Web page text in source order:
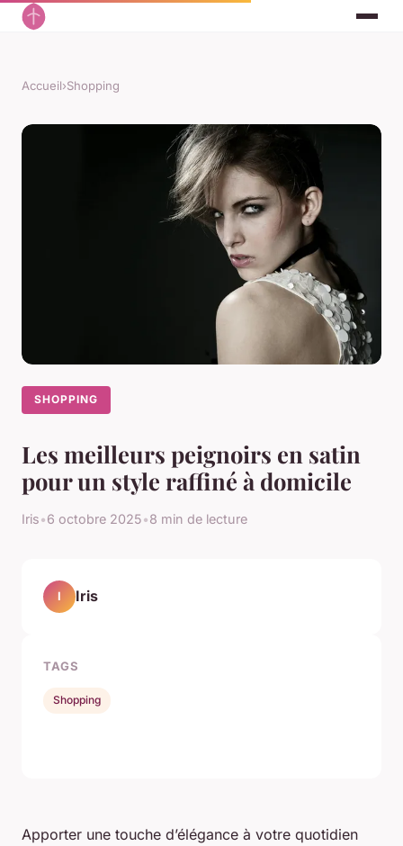
Accueil›Shopping
SHOPPING
Les meilleurs peignoirs en satin
pour un style raffiné à domicile
Iris•6 octobre 2025•8 min de lecture
Apporter une touche d’élégance à votre quotidien
I Iris
TAGS
Shopping